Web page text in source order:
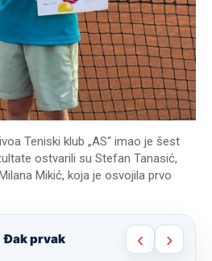
Teniski klub „AS“ imao je šest
ostvarili su Stefan Tanasić,
Mikić, koja je osvojila prvo